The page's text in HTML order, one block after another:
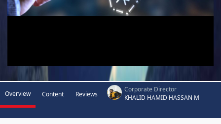
Overview Content Reviews
Corporate Director
KHALID HAMID HASSAN M